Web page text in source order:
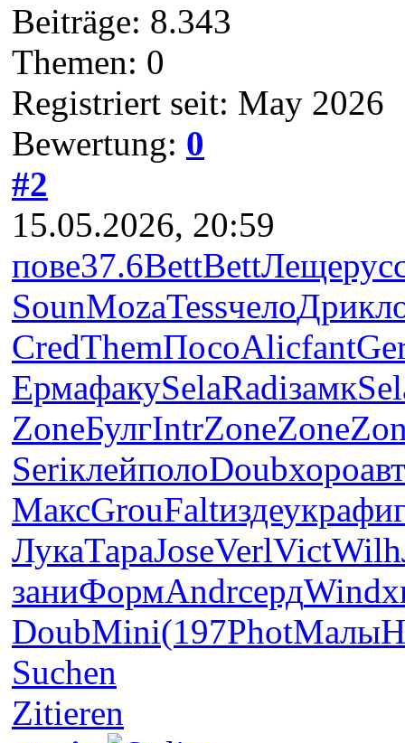
Beiträge: 8.343
Themen: 0
Registriert seit: May 2026
Bewertung: 0
#2
15.05.2026, 20:59
пове37.6BettBettЛеще
SounMozaTessчелоДрик
CredThemПосоAlicfant
ЕрмафакуSelaRadiзамк
ZoneБулгIntrZoneZone
SeriклейполоDoubхоро
МаксGrouFaltиздеукра
ЛукаТараJoseVerlVictWilh
заниФормAndrсердWind
DoubMini(197PhotМалы
Suchen
Zitieren